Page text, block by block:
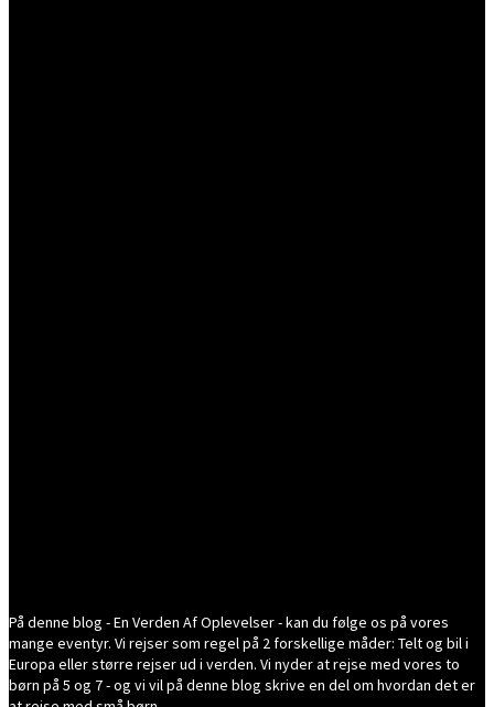
På denne blog - En Verden Af Oplevelser - kan du følge os på vores
mange eventyr. Vi rejser som regel på 2 forskellige måder: Telt og bil i
Europa eller større rejser ud i verden. Vi nyder at rejse med vores to
børn på 5 og 7 - og vi vil på denne blog skrive en del om hvordan det er